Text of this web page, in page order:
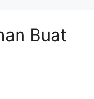
Buat